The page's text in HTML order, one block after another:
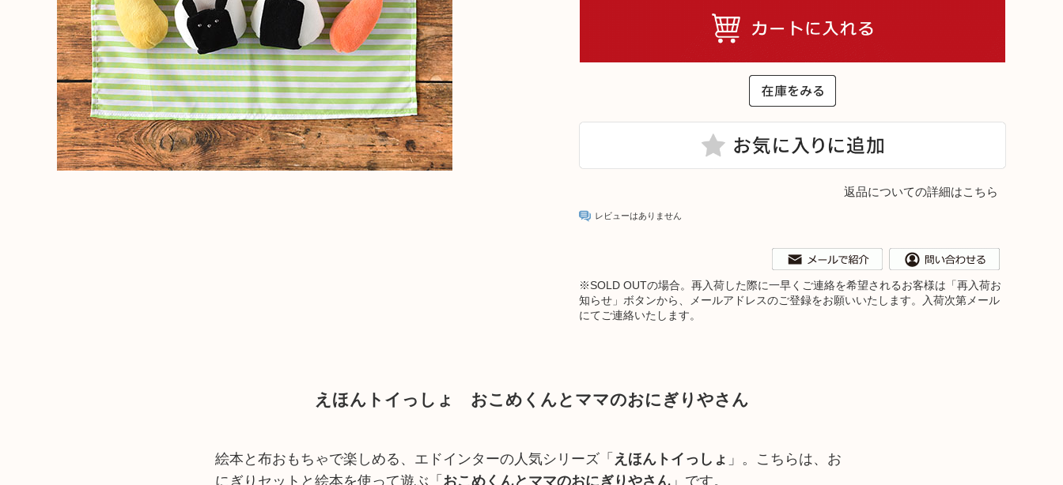
すべてのおもちゃ
ブランド一覧
テーブルウェア
子供向けアイテム
返品についての詳細はこちら
レビューはありません
※SOLD OUTの場合。再入荷した際に一早くご連絡を希望されるお客様は「再入荷お
知らせ」ボタンから、メールアドレスのご登録をお願いいたします。入荷次第メール
にてご連絡いたします。
えほんトイっしょ おこめくんとママのおにぎりやさん
絵本と布おもちゃで楽しめる、エドインターの人気シリーズ「 えほんトイっしょ 」。こちらは、お
にぎりセットと絵本を使って遊ぶ「 おこめくんとママのおにぎりやさん 」です。